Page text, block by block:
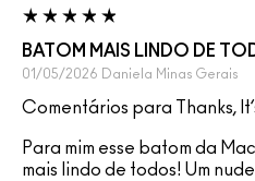
BATOM MAIS LINDO DE
01/05/2026 Daniela Minas Gerais
Comentários para Thanks,
Para mim esse batom da
mais lindo de todos! Um